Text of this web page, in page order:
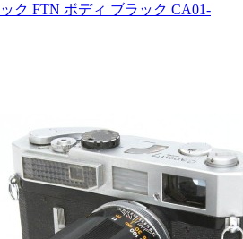
ク FTN ボディ ブラック CA01-